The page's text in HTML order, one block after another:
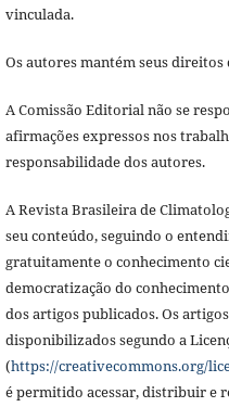
vinculada.
Os autores mantém seus
A Comissão Editorial não se
afirmações expressos nos
responsabilidade dos autores.
A Revista Brasileira de
seu conteúdo, seguindo o
gratuitamente o conhecimento
democratização do
dos artigos publicados. Os
disponibilizados segundo a
(https://creativecommons.org/
é permitido acessar, distribuir e